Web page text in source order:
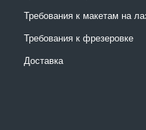
Требования к макетам на
Требования к фрезеровке
Доставка